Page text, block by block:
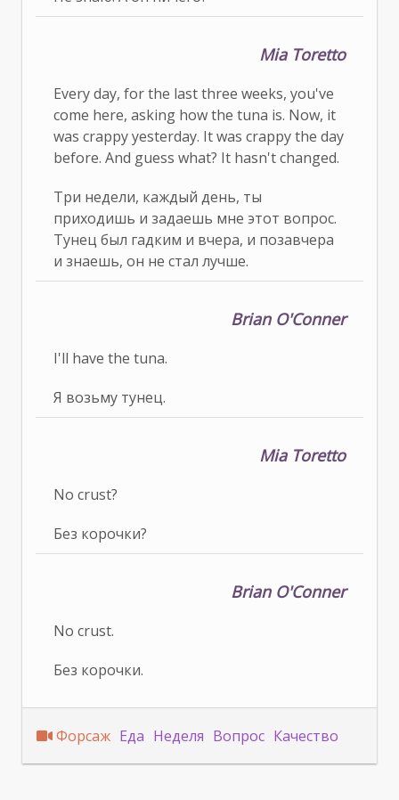
Mia Toretto
Every day, for the last three weeks, you've
come here, asking how the tuna is. Now, it
was crappy yesterday. It was crappy the day
before. And guess what? It hasn't changed.
Три недели, каждый день, ты
приходишь и задаешь мне этот вопрос.
Тунец был гадким и вчера, и позавчера
и знаешь, он не стал лучше.
Brian O'Conner
I'll have the tuna.
Я возьму тунец.
Mia Toretto
No crust?
Без корочки?
Brian O'Conner
No crust.
Без корочки.
Форсаж Еда Неделя Вопрос Качество